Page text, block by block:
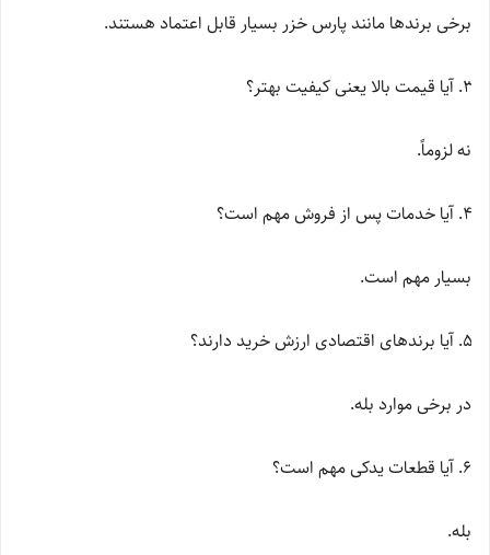
برخی برندها مانند پارس خزر بسیار قابل اعتماد هستند.
آیا قیمت بالا یعنی کیفیت بهتر؟
نه لزوماً.
آیا خدمات پس از فروش مهم است؟
بسیار مهم است.
آیا برندهای اقتصادی ارزش خرید دارند؟
در برخی موارد بله.
آیا قطعات یدکی مهم است؟
بله.